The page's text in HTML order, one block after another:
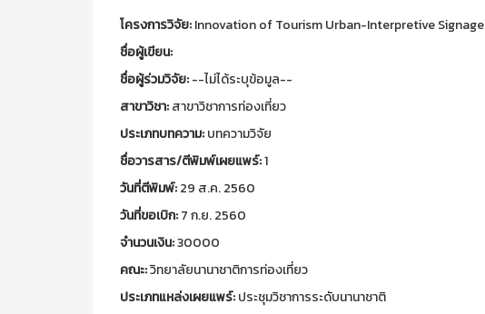
โครงการวิจัย:Innovation of Tourism Urban-Interpretive Signage
ชื่อผู้เขียน:
ชื่อผู้ร่วมวิจัย:--ไม่ได้ระบุข้อมูล--
สาขาวิชา:สาขาวิชาการท่องเที่ยว
ประเภทบทความ:บทความวิจัย
ชื่อวารสาร/ตีพิมพ์เผยแพร์:1
วันที่ตีพิมพ์:29 ส.ค. 2560
วันที่ขอเบิก:7 ก.ย. 2560
จำนวนเงิน:30000
คณะ:วิทยาลัยนานาชาติการท่องเที่ยว
ประเภทแหล่งเผยแพร์:ประชุมวิชาการระดับนานาชาติ